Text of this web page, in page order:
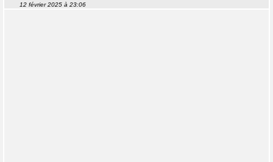
12 février 2025 à 23:06